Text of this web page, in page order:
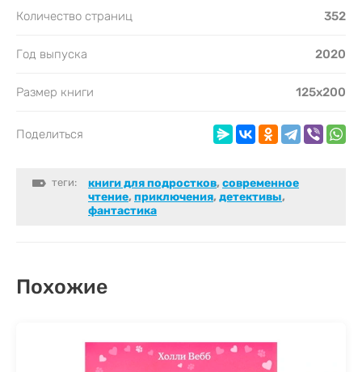
Количество страниц 352
Год выпуска 2020
Размер книги 125х200
Поделиться
теги: книги для подростков, cовременное
чтение, приключения, детективы,
фантастика
Похожие